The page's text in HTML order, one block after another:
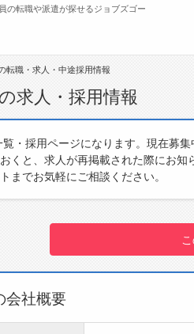
転職ノウハ
ど)
転職・採用
の転職や派遣が探せるジョブズゴー
職・求人・中途採用情報
求人・採用情報
・採用ページになります。現在募
くと、求人が再掲載された際にお
までお気軽にご相談ください。
社概要